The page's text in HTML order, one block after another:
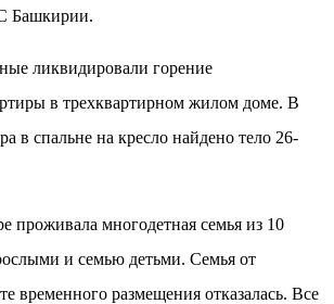
Башкирии.
ликвидировали горение
в трехквартирном жилом доме. В
в спальне на кресло найдено тело 26-
проживала многодетная семья из 10
и семью детьми. Семья от
временного размещения отказалась. Все